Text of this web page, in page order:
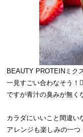
BEAUTY PROTEINミク
一見すごい合わなそう！
ですが青汁の臭みが無く
カラダにいいこと間違い
アレンジも楽しみの一